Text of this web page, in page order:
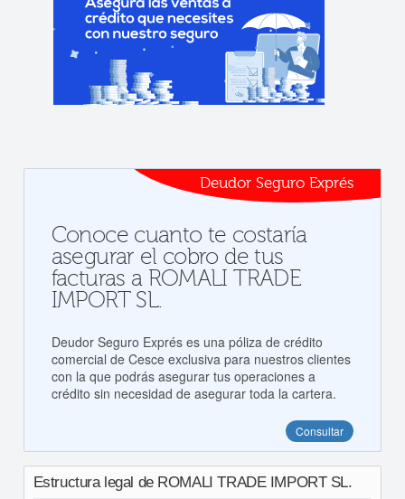
Deudor Seguro Exprés
Conoce cuanto te costaría
asegurar el cobro de tus
facturas a ROMALI TRADE
IMPORT SL.
Deudor Seguro Exprés es una póliza de crédito
comercial de Cesce exclusiva para nuestros clientes
con la que podrás asegurar tus operaciones a
crédito sin necesidad de asegurar toda la cartera.
Consultar
Estructura legal de ROMALI TRADE IMPORT SL.